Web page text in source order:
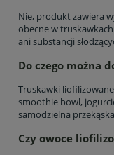
Nie, produkt zawiera
obecne w
ani substancji
Do czego można
Truskawki
smoothie bowl,
samodzielna
Czy owoce